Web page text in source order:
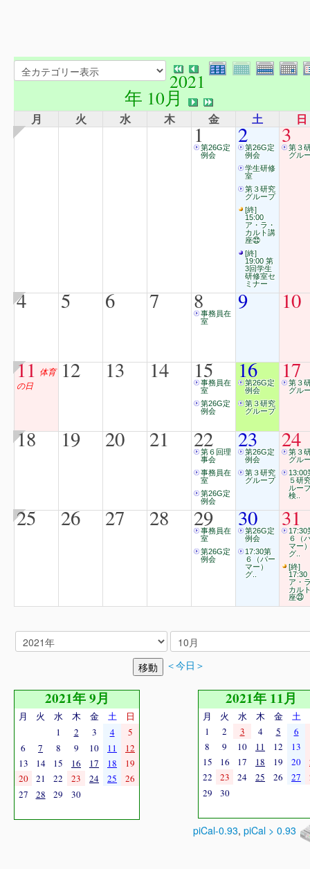
2021
年 10月
月 火 水 木 金 土 日
1第26G定
例会
2第26G定
例会
学生研修
室
第３研究
グループ
[終]
15:00
ア・ラ・
カルト講
座㉒
[終]
19:00 第
3回学生
研修室セ
ミナー
3第３
グル
4 5 6 7 8事務員在
室
9 10
11 体育
の日
12 13 14 15
事務員在
室
第26G定
例会
16
第26G定
例会
第３研究
グループ
17
第３
グル
18 19 20 21 22
第６回理
事会
事務員在
室
第26G定
例会
23
第26G定
例会
第３研究
グループ
24
第３
グル
13:00
５研
ルー
検..
25 26 27 28 29
事務員在
室
第26G定
例会
30
第26G定
例会
17:30第
６（パー
マー）
グ..
31
17:30
６（
マー
グ..
[終]
17:30
ア・
カル
座㉓
＜今日＞
2021年 9月
月 火 水 木 金 土
日
1
2 3 4
5
6
7 8 9 10 11
12
13
14 15 16 17 18
19
20
21 22 23 24 25
26
27
28 29 30
2021年 11月
月 火 水 木 金 土
1
2 3 4 5
6
8
9 10 11 12 13
15
16 17 18 19 20
22
23 24 25 26 27
29
30
piCal-0.93, piCal > 0.93